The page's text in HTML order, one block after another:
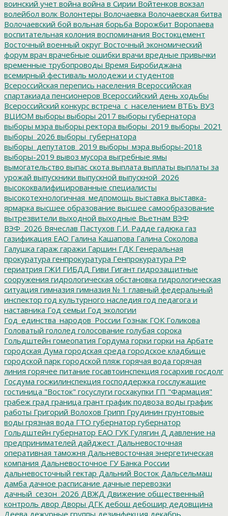
воинский учет война война в Сирии Войтенков вокзал
волейбол волк Волонтеры Волочаевка Волочаевская битва
Волочаевский бой вольная борьба Ворожбит Воропаева
воспитательная колония воспоминания Востокцемент
Восточный военный округ Восточный экономический
форум врач врачебные ошибки врачи вредные привычки
временные трубопроводы Время Биробиджана
всемирный фестиваль молодежи и студентов
Всероссийская перепись населения Всероссийская
спартакиада пенсионеров Всероссийский день ходьбы
Всероссийский конкурс встреча_с_населением ВТБъ ВУЗ
ВЦИОМ выборы выборы 2017 выборы губернатора
выборы мэра выборы ректора выборы_2019 выборы_2021
выборы_2026 выборы_губернатора
выборы_депутатов_2019 выборы_мэра выборы-2018
выборы-2019 вывоз мусора выгребные ямы
вымогательство выпас скота выплата выплаты выплаты за
урожай выпускники выпускной выпускной_2026
высококвалифицированные специалисты
высокотехнологичная_медпомощь выставка выставка-
ярмарка высшее образование высшее самообразование
вытрезвители выходной выходные Вьетнам ВЭФ
ВЭФ_2026 Вячеслав Пастухов Г.И. Радде гадюка газ
газификация ЕАО Галина Кашапова Галина Соколова
Галушка гараж гаражи Гаршин ГДК Генеральная
прокуратура генпрокуратура Генпрокуратура РФ
гериатрия ГЖИ ГИБДД Гиви Гигант гидрозащитные
сооружения гидрологическая обстановка гидрологическая
ситуация гимназия гимназия № 1 главный федеральный
инспектор год культурного наследия год педагога и
наставника Год семьи Год экологии
Год_единства_народов_России Гознак ГОК Голикова
Головатый гололед голосование голубая сорока
Гольдштейн гомеопатия Гордума горки горки на Арбате
городская Дума городская среда городское кладбище
городской парк городской пляж горячая вода горячая
линия горячее питание госавтоинспекция госархив госдолг
Госдума госжилинспекция господдержка госслужащие
гостиница "Восток" госуслуги госхакупки ГП "Фармация"
грабеж град граница грант график подвоза воды график
работы Григорий Волохов Грипп Грудинин грунтовые
воды грязная вода ГТО губернатор губернатор
Гольдштейн губернатор ЕАО ГУК Гулягин Д давление на
предпринимателей дайджест Дальневосточная
оперативная таможня Дальневосточная энергетическая
компания Дальневосточное ГУ Банка России
дальневосточный гектар Дальний Восток Дальсельмаш
дамба дачное расписание дачные перевозки
дачный_сезон_2026 ДВЖД Движение общественный
контроль двор Дворы ДГК дебош дебошир дедовщина
Деева дежурные группы дезинфекция декабрь